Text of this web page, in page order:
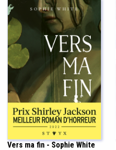
Vers ma fin - Sophie White